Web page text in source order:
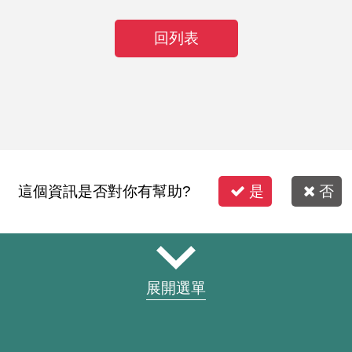
回列表
這個資訊是否對你有幫助? 是 否
展開選單